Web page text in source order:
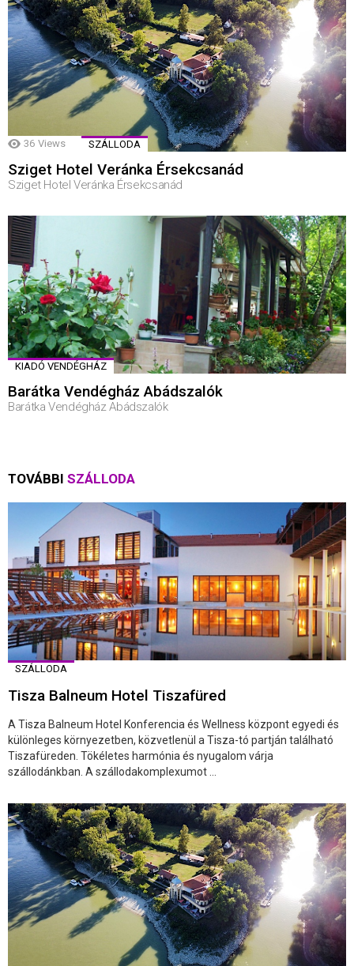
36 Views SZÁLLODA
Sziget Hotel Veránka Érsekcsanád
Sziget Hotel Veránka Érsekcsanád
KIADÓ VENDÉGHÁZ
Barátka Vendégház Abádszalók
Barátka Vendégház Abádszalók
TOVÁBBI SZÁLLODA
SZÁLLODA
Tisza Balneum Hotel Tiszafüred
A Tisza Balneum Hotel Konferencia és Wellness központ egyedi és
különleges környezetben, közvetlenül a Tisza-tó partján található
Tiszafüreden. Tökéletes harmónia és nyugalom várja
szállodánkban. A szállodakomplexumot ...